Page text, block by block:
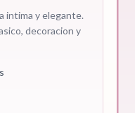
intima y elegante.
decoracion y